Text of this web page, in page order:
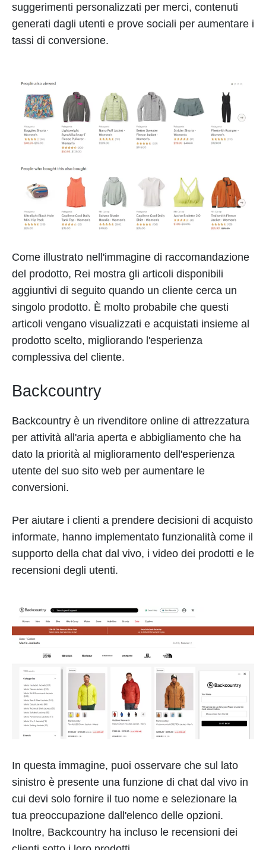
suggerimenti personalizzati per merci, contenuti
generati dagli utenti e prove sociali per aumentare i
tassi di conversione.
Come illustrato nell'immagine di raccomandazione
del prodotto, Rei mostra gli articoli disponibili
aggiuntivi di seguito quando un cliente cerca un
singolo prodotto. È molto probabile che questi
articoli vengano visualizzati e acquistati insieme al
prodotto scelto, migliorando l'esperienza
complessiva del cliente.
Backcountry
Backcountry è un rivenditore online di attrezzatura
per attività all'aria aperta e abbigliamento che ha
dato la priorità al miglioramento dell'esperienza
utente del suo sito web per aumentare le
conversioni.
Per aiutare i clienti a prendere decisioni di acquisto
informate, hanno implementato funzionalità come il
supporto della chat dal vivo, i video dei prodotti e le
recensioni degli utenti.
In questa immagine, puoi osservare che sul lato
sinistro è presente una funzione di chat dal vivo in
cui devi solo fornire il tuo nome e selezionare la
tua preoccupazione dall'elenco delle opzioni.
Inoltre, Backcountry ha incluso le recensioni dei